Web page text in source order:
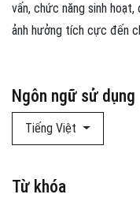
Ngôn ngữ sử dụng
Tiếng Việt
vấn, chức năng sinh
ảnh hưởng tích cực đến
Từ khóa